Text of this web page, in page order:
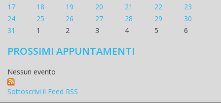
17
18 19 20 21 22
23
24
25 26 27 28 29
30
31
1 2 3 4 5 6
PROSSIMI APPUNTAMENTI
Nessun evento
Sottoscrivi il Feed RSS